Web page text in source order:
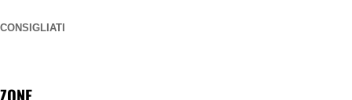
CONSIGLIATI